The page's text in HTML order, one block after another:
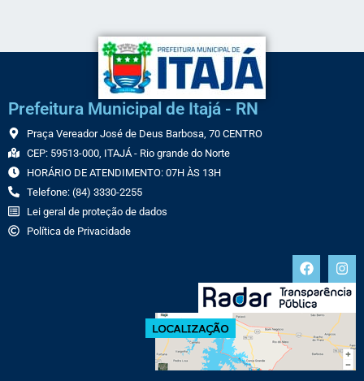
Prefeitura Municipal de Itajá - RN
Praça Vereador José de Deus Barbosa, 70 CENTRO
CEP: 59513-000, ITAJÁ - Rio grande do Norte
HORÁRIO DE ATENDIMENTO: 07H ÀS 13H
Telefone: (84) 3330-2255
Lei geral de proteção de dados
Política de Privacidade